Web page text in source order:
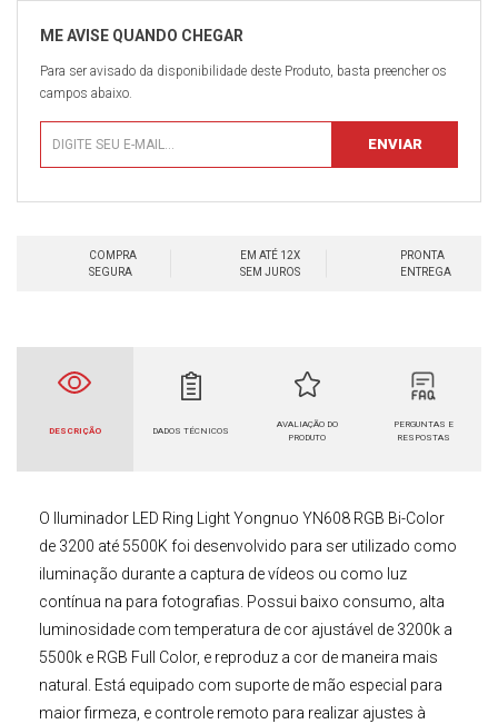
Para ser avisado da disponibilidade deste Produto, basta preencher os
campos abaixo.
COMPRA
SEGURA
EM ATÉ 12X
SEM JUROS
PRONTA
ENTREGA
DESCRIÇÃO DADOS TÉCNICOS
AVALIAÇÃO DO
PRODUTO
PERGUNTAS E
RESPOSTAS
O Iluminador LED Ring LightYongnuo YN608 RGB Bi-Color
de 3200 até 5500Kfoi desenvolvido para ser utilizado como
iluminação durante a captura de vídeos ou como luz
contínua na para fotografias. Possui baixo consumo, alta
luminosidade comtemperatura de cor ajustável de 3200k a
5500k e RGB Full Color, e reproduz a cor de maneira mais
natural. Está equipado com suporte de mão especial para
maior firmeza, e controle remoto para realizar ajustes à